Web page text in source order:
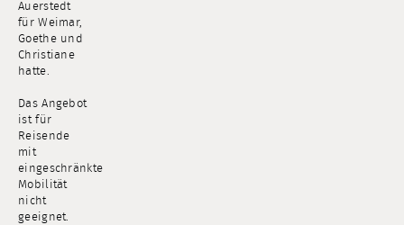
Auerstedt
für Weimar,
Goethe und
Christiane
hatte.
Das Angebot
ist für
Reisende
mit
eingeschränkter
Mobilität
nicht
geeignet.